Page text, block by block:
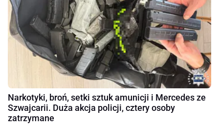
Narkotyki, broń, setki sztuk amunicji i Mercedes ze
Szwajcarii. Duża akcja policji, cztery osoby
zatrzymane